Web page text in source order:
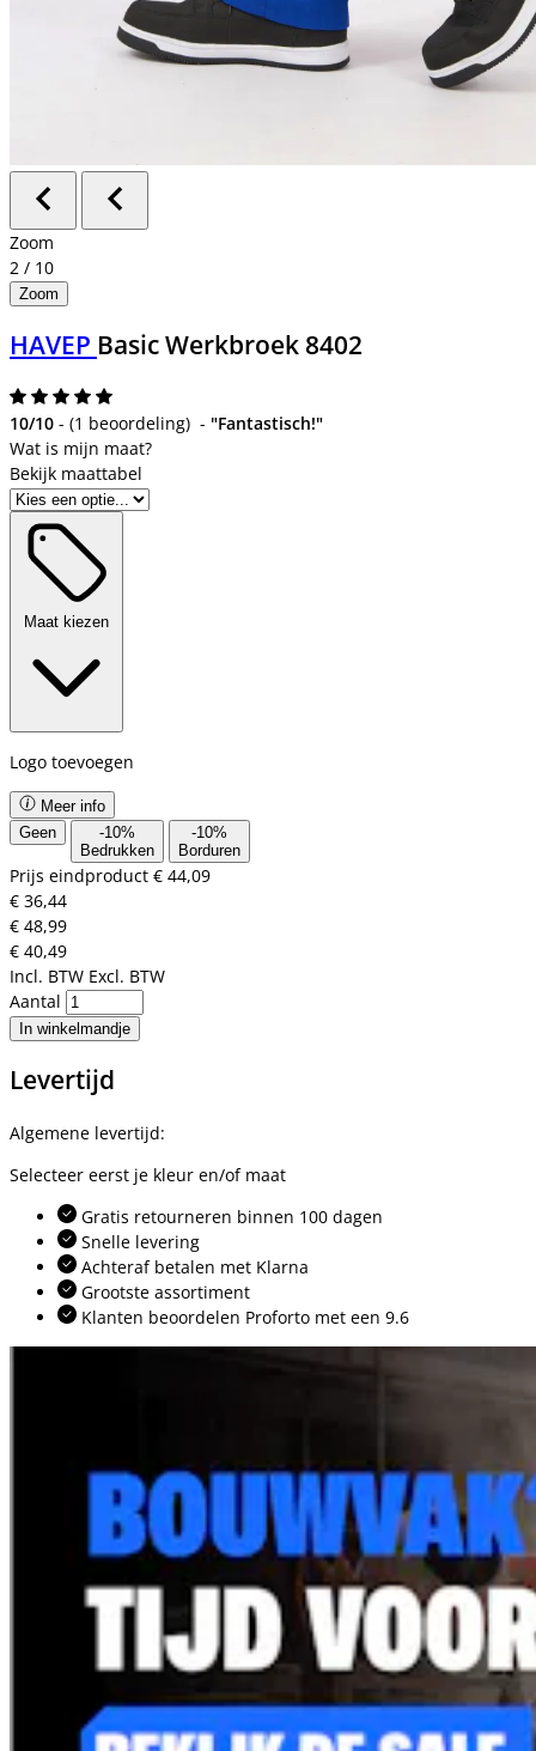
Zoom
2 / 10
Zoom
HAVEP Basic Werkbroek 8402
10/10 - (1 beoordeling) - "Fantastisch!"
Bekijk maattabel
Maat kiezen
Logo toevoegen
Meer info
Geen
-10%
Bedrukken
-10%
Borduren
Prijs eindproduct € 44,09
€ 36,44
€ 48,99
€ 40,49
Incl. BTW Excl. BTW
Aantal
In winkelmandje
Levertijd
Algemene levertijd:
Selecteer eerst je kleur en/of maat
Gratis retourneren binnen 100 dagen
Snelle levering
Achteraf betalen met Klarna
Grootste assortiment
Klanten beoordelen Proforto met een 9.6